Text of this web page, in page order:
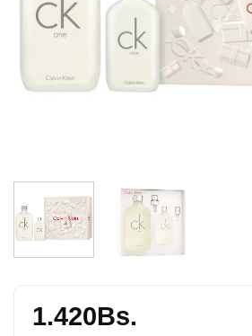
1.420Bs.